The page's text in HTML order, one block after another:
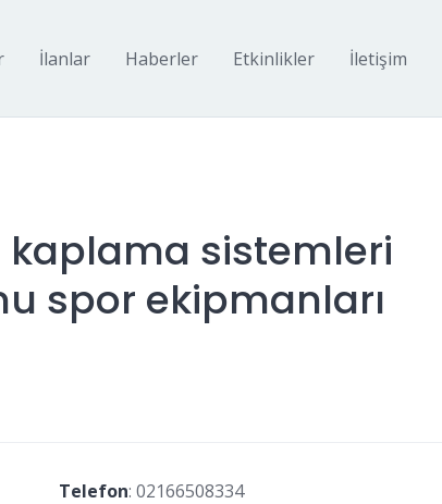
İlanlar Haberler Etkinlikler İletişim
sistemleri
spor ekipmanları
Telefon: 02166508334